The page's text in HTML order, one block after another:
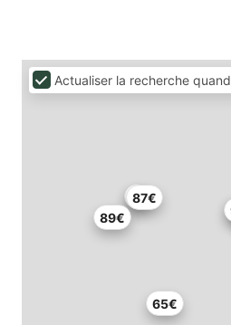
65€
89€
87€
Actualiser la recherche